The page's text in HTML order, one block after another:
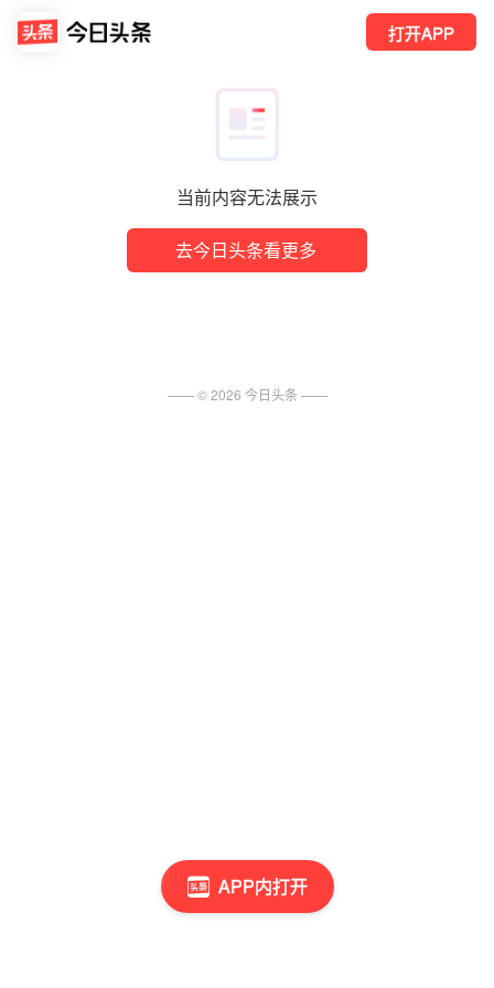
当前内容无法展示
去今日头条看更多
打开APP
APP内打开
—— ©2026 今日头条 ——